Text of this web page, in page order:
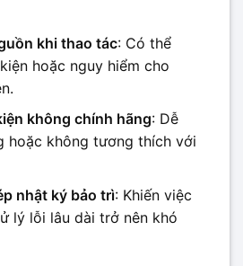
khi thao tác: Có thể
hoặc nguy hiểm cho
không chính hãng: Dễ
hoặc không tương thích với
nhật ký bảo trì: Khiến việc
lý lỗi lâu dài trở nên khó